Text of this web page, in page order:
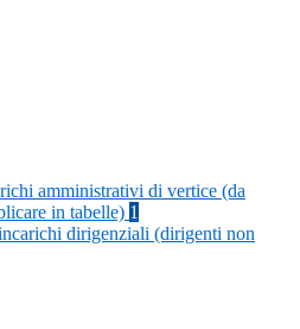
amministrativi di vertice (da
in tabelle) 1
dirigenziali (dirigenti non